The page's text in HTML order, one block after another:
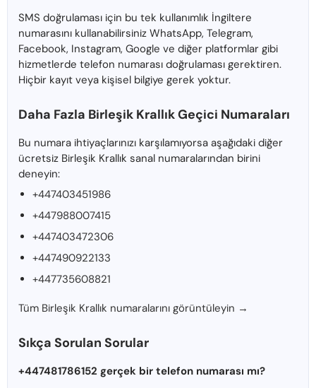
SMS doğrulaması için bu tek kullanımlık İngiltere
numarasını kullanabilirsiniz WhatsApp, Telegram,
Facebook, Instagram, Google ve diğer platformlar gibi
hizmetlerde telefon numarası doğrulaması gerektiren.
Hiçbir kayıt veya kişisel bilgiye gerek yoktur.
Daha Fazla Birleşik Krallık Geçici Numaraları
Bu numara ihtiyaçlarınızı karşılamıyorsa aşağıdaki diğer
ücretsiz Birleşik Krallık sanal numaralarından birini
deneyin:
+447403451986
+447988007415
+447403472306
+447490922133
+447735608821
Tüm Birleşik Krallık numaralarını görüntüleyin →
Sıkça Sorulan Sorular
+447481786152 gerçek bir telefon numarası mı?